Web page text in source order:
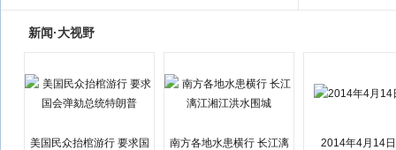
新闻·大视野
美国民众抬棺游行 要求国
南方各地水患横行 长江漓
2014年4月14